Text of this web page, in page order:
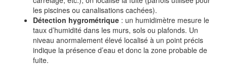
les piscines ou canalisations cachées).
Détection hygrométrique : un humidimètre mesure le
taux d’humidité dans les murs, sols ou plafonds. Un
niveau anormalement élevé localisé à un point précis
indique la présence d’eau et donc la zone probable de
fuite.